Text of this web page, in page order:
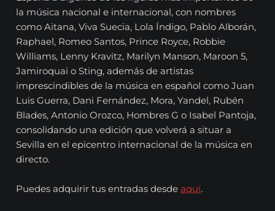
la música nacional e internacional, con nombres
como Aitana, Viva Suecia, Lola Índigo, Pablo Alborán,
Raphael, Romeo Santos, Prince Royce, Robbie
Williams, Lenny Kravitz, Marilyn Manson, Maroon 5,
Jamiroquai o Sting, además de artistas
imprescindibles de la música en español como Juan
Luis Guerra, Dani Fernández, Mora, Yandel, Rubén
Blades, Antonio Orozco, Hombres G o Isabel Pantoja,
consolidando una edición que volverá a situar a
Sevilla en el epicentro internacional de la música en
directo.
Puedes adquirir tus entradas desdeaquí.